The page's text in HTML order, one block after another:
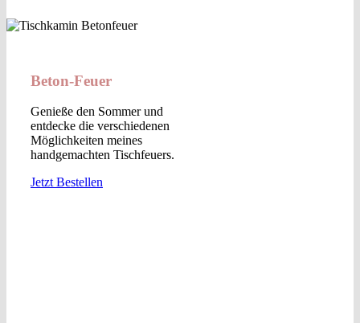
Beton-Feuer
Genieße den Sommer und
entdecke die verschiedenen
Möglichkeiten meines
handgemachten Tischfeuers.
Jetzt Bestellen